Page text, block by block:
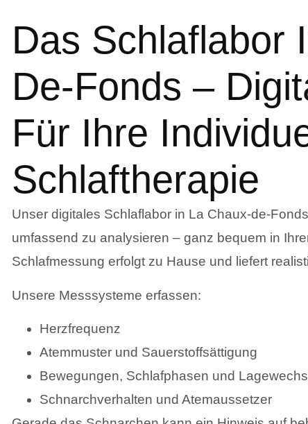
Das Schlaflabor
De-Fonds –
Für Ihre
Schlaftherapie
Unser digitales Schlaflabor in La Chaux-de-
umfassend zu analysieren – ganz bequem in
Schlafmessung erfolgt zu Hause und liefert
Unsere Messsysteme erfassen:
Herzfrequenz
Atemmuster und Sauerstoffsättigung
Bewegungen, Schlafphasen und
Schnarchverhalten und Atemaussetzer